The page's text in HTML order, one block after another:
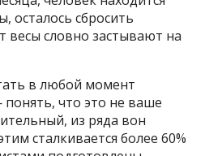
осталось сбросить
весы словно застывают на
в любой момент
что это не ваше
из ряда вон
сталкивается более 60%